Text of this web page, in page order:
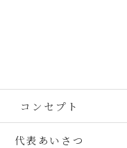
コンセプト
代表あいさつ